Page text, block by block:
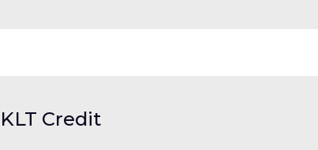
KLT Credit